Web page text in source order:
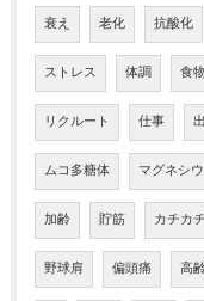
衰え 老化 抗酸化
ストレス 体調 食
リクルート 仕事
ムコ多糖体 マグネシ
加齢 貯筋 カチカチ
野球肩 偏頭痛 高